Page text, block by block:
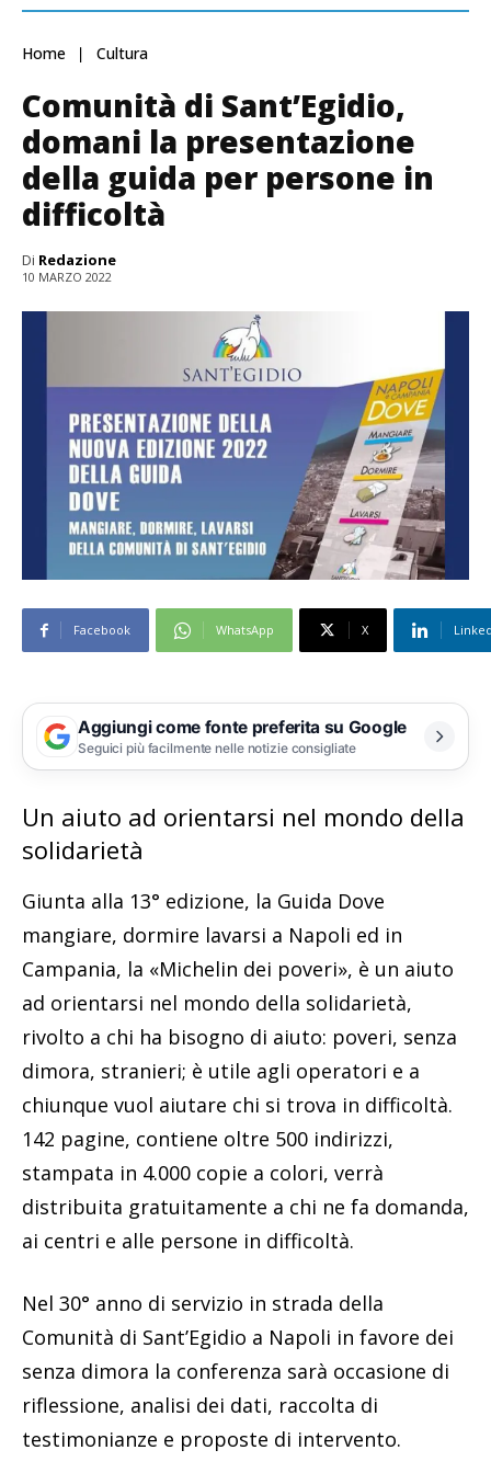
Home Cultura
Comunità di Sant’Egidio,
domani la presentazione
della guida per persone in
difficoltà
Di Redazione
10 MARZO 2022
Facebook WhatsApp X
Aggiungi come fonte preferita su Google
Seguici più facilmente nelle notizie consigliate
Un aiuto ad orientarsi nel mondo della
solidarietà
Giunta alla 13° edizione, la Guida Dove
mangiare, dormire lavarsi a Napoli ed in
Campania, la «Michelin dei poveri», è un aiuto
ad orientarsi nel mondo della solidarietà,
rivolto a chi ha bisogno di aiuto: poveri, senza
dimora, stranieri; è utile agli operatori e a
chiunque vuol aiutare chi si trova in difficoltà.
142 pagine, contiene oltre 500 indirizzi,
stampata in 4.000 copie a colori, verrà
distribuita gratuitamente a chi ne fa domanda,
ai centri e alle persone in difficoltà.
Nel 30° anno di servizio in strada della
Comunità di Sant’Egidio a Napoli in favore dei
senza dimora la conferenza sarà occasione di
riflessione, analisi dei dati, raccolta di
testimonianze e proposte di intervento.